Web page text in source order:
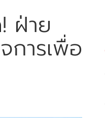
ฝ่าย
การเพื่อ